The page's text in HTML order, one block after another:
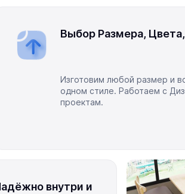
Выбор Размера,
Изготовим любой размер и
одном стиле. Работаем с
проектам.
внутри и